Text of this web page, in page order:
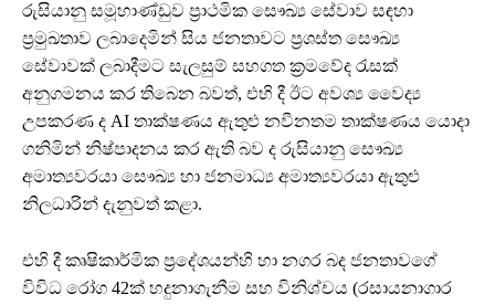
රුසියානු සමූහාණ්ඩුව ප්‍රාථමික සෞඛ්‍ය සේවාව සඳහා
ප්‍රමුඛතාව ලබාදෙමින් සිය ජනතාවට ප්‍රශස්ත සෞඛ්‍ය
සේවාවක් ලබාදීමට සැලසුම් සහගත ක්‍රමවේද රැසක්
අනුගමනය කර තිබෙන බවත්, එහි දී ඊට අවශ්‍ය වෛද්‍ය
උපකරණ ද AI තාක්ෂණය ඇතුළු නවීනතම තාක්ෂණය යොදා
ගනිමින් නිෂ්පාදනය කර ඇති බව ද රුසියානු සෞඛ්‍ය
අමාත්‍යවරයා සෞඛ්‍ය හා ජනමාධ්‍ය අමාත්‍යවරයා ඇතුළු
නිලධාරින් දැනුවත් කළා.
එහි දී කෘෂිකාර්මික ප්‍රදේශයන්හි හා නගර බද ජනතාවගේ
විවිධ රෝග 42ක් හදුනාගැනීම සහ විනිශ්චය (රසායනාගාර